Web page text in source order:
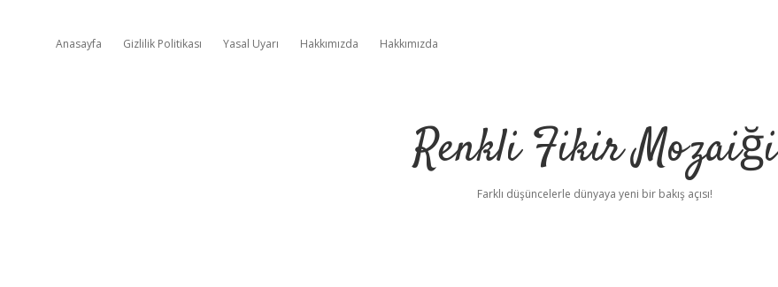
Anasayfa Gizlilik Politikası Yasal Uyarı Hakkımızda Hakkımızda
Renkli Fikir Mozaiği
Farklı düşüncelerle dünyaya yeni bir bakış açısı!